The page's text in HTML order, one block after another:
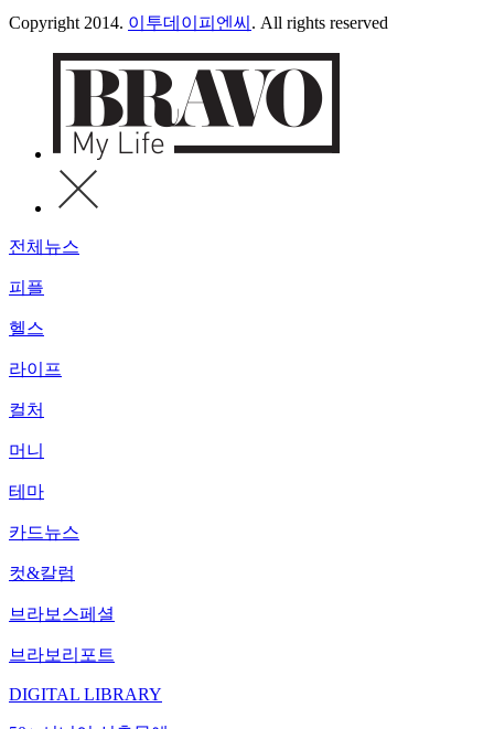
Copyright 2014. 이투데이피엔씨 . All rights reserved
전체뉴스
피플
헬스
라이프
컬처
머니
테마
카드뉴스
컷&칼럼
브라보스페셜
브라보리포트
DIGITAL LIBRARY